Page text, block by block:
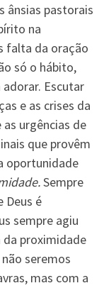
ânsias pastorais
na
falta da oração
só o hábito,
Escutar
e as crises da
urgências de
que provêm
oportunidade
Sempre
Deus é
sempre agiu
da proximidade
seremos
mas com a